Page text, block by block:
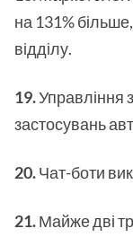
на 131%
відділу.
19.Управління
застосувань
20.Чат-боти
21.Майже дві